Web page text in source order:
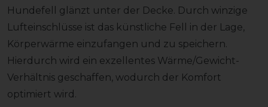
Hundefell glänzt unter der Decke. Durch winzige
Lufteinschlüsse ist das künstliche Fell in der Lage,
Körperwärme einzufangen und zu speichern.
Hierdurch wird ein exzellentes Wärme/Gewicht-
Verhältnis geschaffen, wodurch der Komfort
optimiert wird.